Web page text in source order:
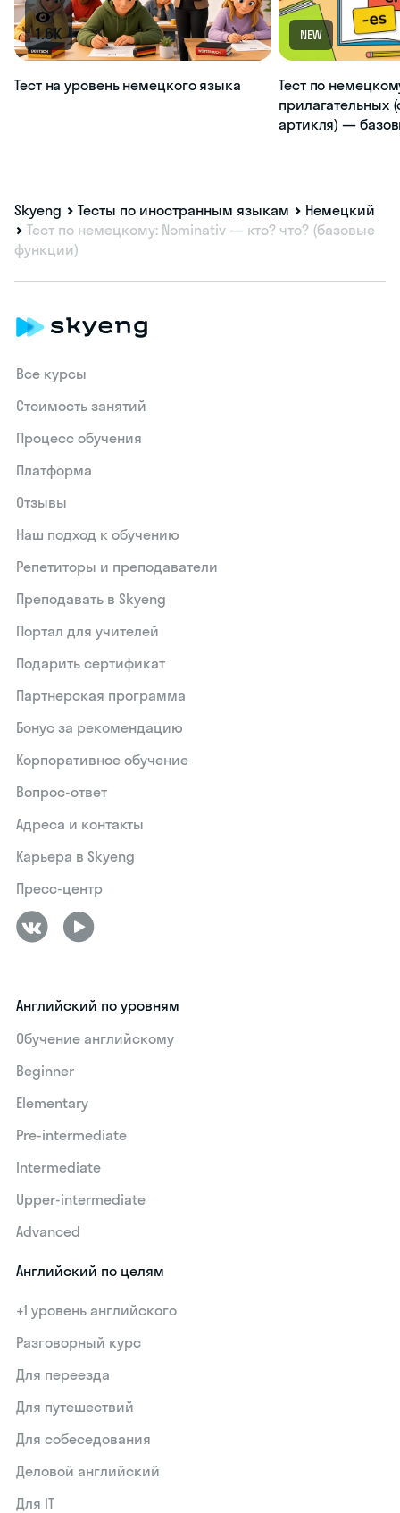
1.6K
Тест на уровень немецкого языка
NEW
Тест по
прилагательных
артикля) —
Skyeng Тесты по иностранным языкам
Немецкий
Тест по немецкому: Nominativ — кто? что? (базовые
функции)
Все курсы
Стоимость занятий
Процесс обучения
Платформа
Отзывы
Наш подход к обучению
Репетиторы и преподаватели
Преподавать в Skyeng
Портал для учителей
Подарить сертификат
Партнерская программа
Бонус за рекомендацию
Корпоративное обучение
Вопрос-ответ
Адреса и контакты
Карьера в Skyeng
Пресс-центр
Английский по уровням
Обучение английскому
Beginner
Elementary
Pre-intermediate
Intermediate
Upper-intermediate
Advanced
Английский по целям
+1 уровень английского
Разговорный курс
Для переезда
Для путешествий
Для собеседования
Деловой английский
Для IT